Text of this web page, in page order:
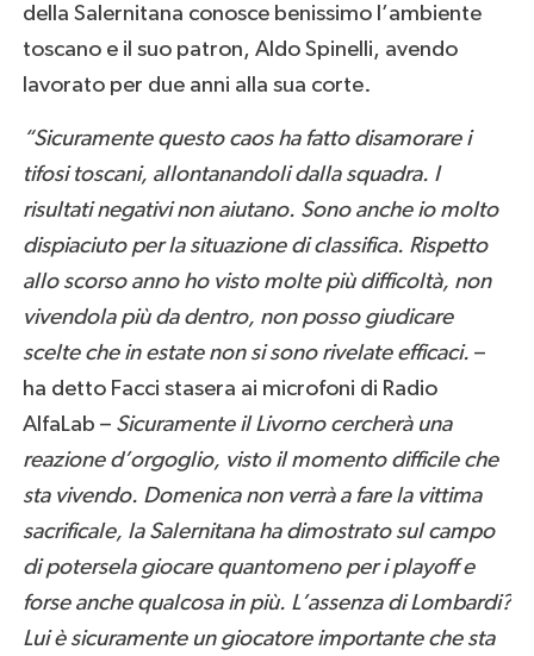
della Salernitana conosce benissimo l’ambiente
toscano e il suo patron, Aldo Spinelli, avendo
lavorato per due anni alla sua corte.
“Sicuramente questo caos ha fatto disamorare i
tifosi toscani, allontanandoli dalla squadra. I
risultati negativi non aiutano. Sono anche io molto
dispiaciuto per la situazione di classifica. Rispetto
allo scorso anno ho visto molte più difficoltà, non
vivendola più da dentro, non posso giudicare
scelte che in estate non si sono rivelate efficaci. –
ha detto Facci stasera ai microfoni di Radio
AlfaLab – Sicuramente il Livorno cercherà una
reazione d’orgoglio, visto il momento difficile che
sta vivendo. Domenica non verrà a fare la vittima
sacrificale, la Salernitana ha dimostrato sul campo
di potersela giocare quantomeno per i playoff e
forse anche qualcosa in più. L’assenza di Lombardi?
Lui è sicuramente un giocatore importante che sta